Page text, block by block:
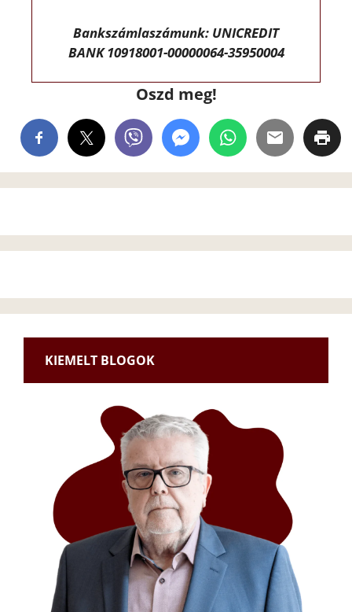
Bankszámlaszámunk: UNICREDIT
BANK 10918001-00000064-35950004
Oszd meg!
KIEMELT BLOGOK